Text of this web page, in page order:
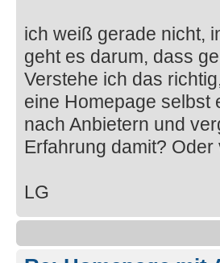
ich weiß gerade nicht,
geht es darum, dass
Verstehe ich das
eine Homepage selbst
nach Anbietern und
Erfahrung damit?
LG